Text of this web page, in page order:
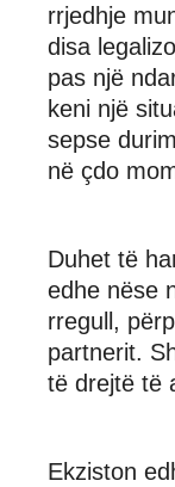
rrjedhje
disa
pas një
keni një
sepse
në çdo
Duhet të
edhe nëse
rregull,
partnerit.
të drejtë të
Ekziston